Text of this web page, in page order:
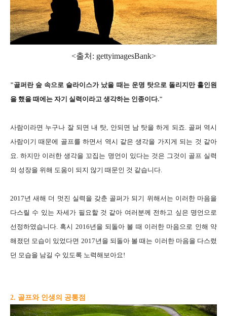
<출처: gettyimagesBank>
"골퍼란 숲 속으로 슬라이스가 났을 때는 운명 탓으로 돌리지만 홀인원
을 했을 때에는 자기 실력이라고 생각하는 인종이다."
사람이라면 누구나 잘 되면 내 탓, 안되면 남 탓을 하게 되죠. 골퍼 역시
사람이기 때문에 골프를 하면서 역시 같은 생각을 가지게 되는 것 같아
요. 하지만 이러한 생각을 꼬집는 명언이 있다는 것은 그것이 골프 실력
의 성장을 위해 도움이 되지 않기 때문인 것 같습니다.
2017년 새해 더 멋진 실력을 갖춘 골퍼가 되기 위해서는 이러한 마음을
다스릴 수 있는 자세가 필요할 것 같아 여러분께 전하고 싶은 명언으로
선정하였습니다. 혹시 2016년을 되돌아 볼 때 이러한 마음으로 인해 약
해졌던 모습이 있었다면 2017년을 되돌아 볼 때는 이러한 마음을 다스렸
던 모습을 남길 수 있도록 노력해보아요!
2. 골프와 인생의 공통점